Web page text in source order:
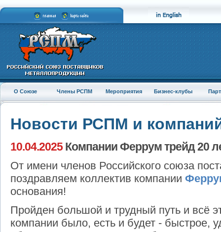
О Союзе Члены РСПМ Мероприятия Бизнес-клубы
Новости РСПМ и
10.04.2025Компании Феррум трейд 20
От имени членов Российского союза
поздравляем коллектив компании
основания!
Пройден большой и трудный путь и всё
компании было, есть и будет - быстрое,